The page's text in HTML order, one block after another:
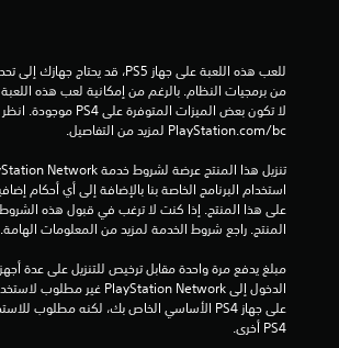
‎PlayStation.com/bc لمزيد من التفاصيل.
المنتج. راجع شروط الخدمة لمزيد من المعلومات الهامة.
PS4 أخرى.